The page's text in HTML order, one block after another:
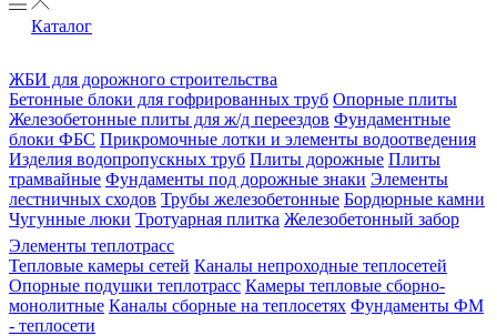
Каталог
ЖБИ для дорожного строительства
Бетонные блоки для гофрированных труб Опорные плиты
Железобетонные плиты для ж/д переездов Фундаментные
блоки ФБС Прикромочные лотки и элементы водоотведения
Изделия водопропускных труб Плиты дорожные Плиты
трамвайные Фундаменты под дорожные знаки Элементы
лестничных сходов Трубы железобетонные Бордюрные камни
Чугунные люки Тротуарная плитка Железобетонный забор
Элементы теплотрасс
Тепловые камеры сетей Каналы непроходные теплосетей
Опорные подушки теплотрасс Камеры тепловые сборно-
монолитные Каналы сборные на теплосетях Фундаменты ФМ
- теплосети